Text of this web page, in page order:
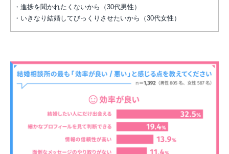
・進捗を聞かれたくないから（30代男性）
・いきなり結婚してびっくりさせたいから（30代女性）